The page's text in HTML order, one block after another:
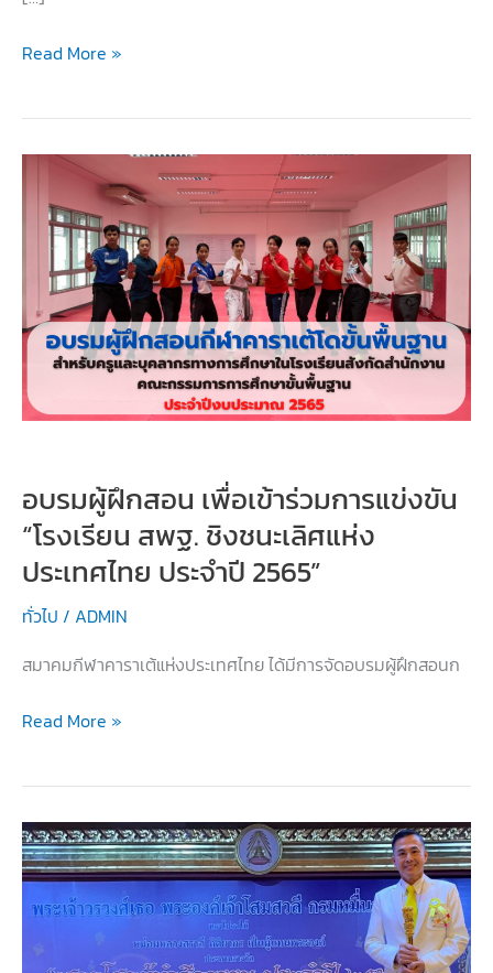
การ
กีฬา
โรงเรียน
สพฐ.
เลิศ
แห่ง
ประเทศไทย
ประจำ
Read More »
อบรมผู้ฝึกสอน เพื่อเข้าร่วมการแข่งขัน
“โรงเรียน สพฐ. ชิงชนะเลิศแห่ง
ประเทศไทย ประจำปี 2565”
ทั่วไป / ADMIN
สมาคมกีฬาคาราเต้แห่งประเทศไทย ได้มีการจัดอบรมผู้ฝึกสอนก
อบรม
ฝึกสอน
เข้า
ร่วม
การ
“โรงเรียน
Read More »